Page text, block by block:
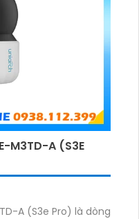
M3TD-A (S3E
A (S3e Pro) là dòng